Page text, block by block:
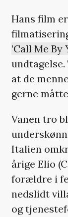
Hans film
’Call Me By
at de
gerne
Vanen tro
Italien
årige Elio
forældre i
nedslidt
og